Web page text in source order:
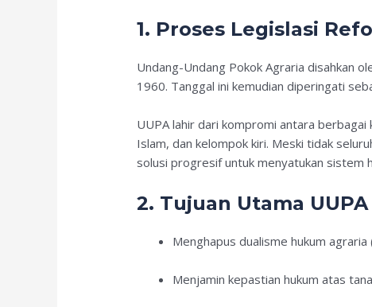
1. Proses Legislasi
Undang-Undang Pokok Agraria disahkan
1960. Tanggal ini kemudian diperingati
UUPA lahir dari kompromi antara
Islam, dan kelompok kiri. Meski tidak
solusi progresif untuk menyatukan sistem
2. Tujuan Utama UUPA
Menghapus dualisme hukum
Menjamin kepastian hukum atas